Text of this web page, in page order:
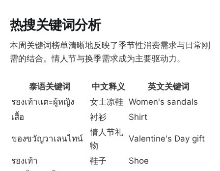
热搜关键词分析
本周关键词榜单清晰地反映了季节性消费需求与日常刚
需的结合。情人节与换季需求成为主要驱动力。
泰语关键词 中文释义
英文关键词
รองเท้าแตะผู้หญิง
女士凉鞋 Women's sandals
เสื้อ
衬衫 Shirt
ของขวัญวาเลนไทน์
情人节礼
物
Valentine's Day gift
รองเท้า 鞋子
Shoe